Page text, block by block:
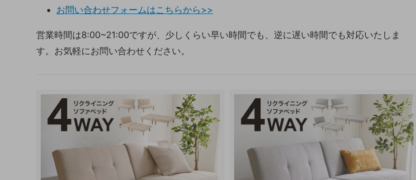
お問い合わせフォームはこちらから>>
営業時間は8:00~21:00ですが、少しくらい早い時間でも、逆に遅い時間でも対応いたしま
す。お気軽にお問い合わせください。